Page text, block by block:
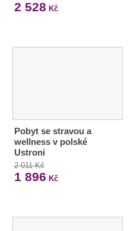
2 528 Kč
Pobyt se stravou a
wellness v polské
Ustroni
2 011 Kč
1 896 Kč